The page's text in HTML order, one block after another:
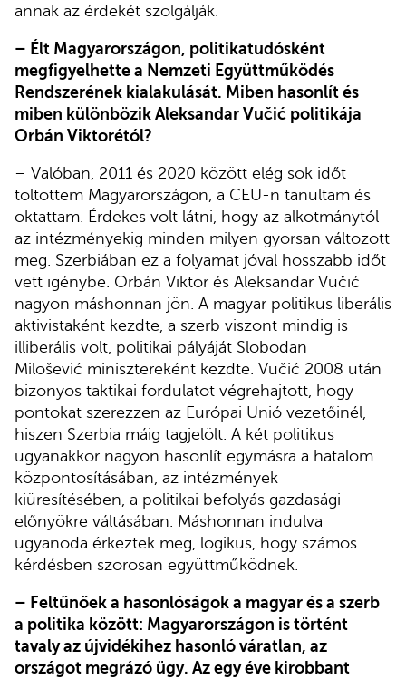
annak az érdekét szolgálják.
– Élt Magyarországon, politikatudósként
megfigyelhette a Nemzeti Együttműködés
Rendszerének kialakulását. Miben hasonlít és
miben különbözik Aleksandar Vučić politikája
Orbán Viktorétól?
– Valóban, 2011 és 2020 között elég sok időt
töltöttem Magyarországon, a CEU-n tanultam és
oktattam. Érdekes volt látni, hogy az alkotmánytól
az intézményekig minden milyen gyorsan változott
meg. Szerbiában ez a folyamat jóval hosszabb időt
vett igénybe. Orbán Viktor és Aleksandar Vučić
nagyon máshonnan jön. A magyar politikus liberális
aktivistaként kezdte, a szerb viszont mindig is
illiberális volt, politikai pályáját Slobodan
Milošević minisztereként kezdte. Vučić 2008 után
bizonyos taktikai fordulatot végrehajtott, hogy
pontokat szerezzen az Európai Unió vezetőinél,
hiszen Szerbia máig tagjelölt. A két politikus
ugyanakkor nagyon hasonlít egymásra a hatalom
központosításában, az intézmények
kiüresítésében, a politikai befolyás gazdasági
előnyökre váltásában. Máshonnan indulva
ugyanoda érkeztek meg, logikus, hogy számos
kérdésben szorosan együttműködnek.
– Feltűnőek a hasonlóságok a magyar és a szerb
a politika között: Magyarországon is történt
tavaly az újvidékihez hasonló váratlan, az
országot megrázó ügy. Az egy éve kirobbant